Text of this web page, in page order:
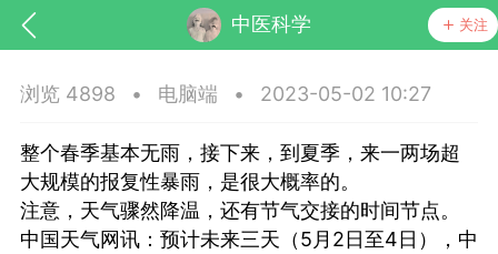
中医科学 关注
浏览 4898 • 电脑端 • 2023-05-02 10:27
整个春季基本无雨，接下来，到夏季，来一两场超
大规模的报复性暴雨，是很大概率的。
注意，天气骤然降温，还有节气交接的时间节点。
中国天气网讯：预计未来三天（5月2日至4日），中